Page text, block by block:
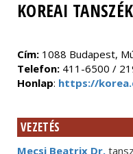
KOREAI TANSZÉK
Cím: 1088 Budapest,
Telefon: 411-6500 /
Honlap: https://
VEZETÉS
Mecsi Beatrix Dr.